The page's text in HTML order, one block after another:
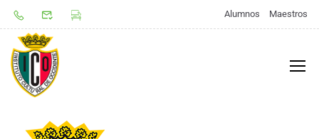
Alumnos Maestros